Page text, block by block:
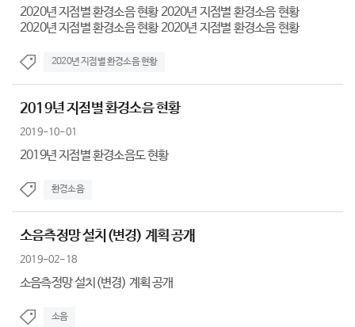
2020년 지점별 환경소음 현황 2020년 지점별 환경소음 현황
2020년 지점별 환경소음 현황 2020년 지점별 환경소음 현황
2020년 지점별 환경소음 현황
2019년 지점별 환경소음 현황
2019-10-01
2019년 지점별 환경소음도 현황
환경소음
소음측정망 설치(변경) 계획 공개
2019-02-18
소음측정망 설치(변경) 계획 공개
소음